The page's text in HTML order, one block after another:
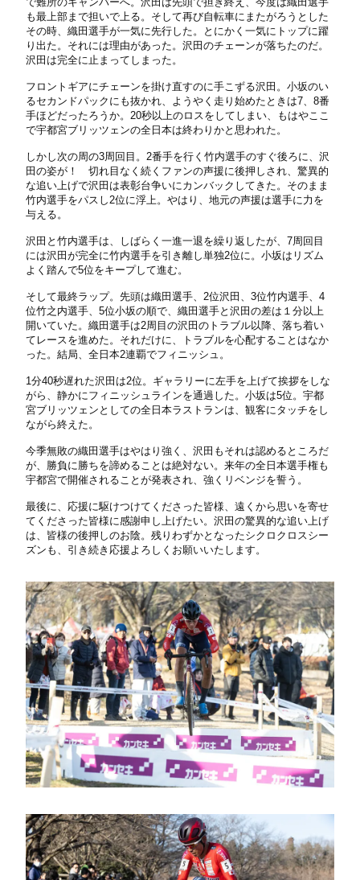
も最上部まで担いで上る。そして再び自転車にまたがろうとした
その時、織田選手が一気に先行した。とにかく一気にトップに躍
り出た。それには理由があった。沢田のチェーンが落ちたのだ。
沢田は完全に止まってしまった。
フロントギアにチェーンを掛け直すのに手こずる沢田。小坂のい
るセカンドパックにも抜かれ、ようやく走り始めたときは7、8番
手ほどだったろうか。20秒以上のロスをしてしまい、もはやここ
で宇都宮ブリッツェンの全日本は終わりかと思われた。
しかし次の周の3周回目。2番手を行く竹内選手のすぐ後ろに、沢
田の姿が！ 切れ目なく続くファンの声援に後押しされ、驚異的
な追い上げで沢田は表彰台争いにカンバックしてきた。そのまま
竹内選手をパスし2位に浮上。やはり、地元の声援は選手に力を
与える。
沢田と竹内選手は、しばらく一進一退を繰り返したが、7周回目
には沢田が完全に竹内選手を引き離し単独2位に。小坂はリズム
よく踏んで5位をキープして進む。
そして最終ラップ。先頭は織田選手、2位沢田、3位竹内選手、4
位竹之内選手、5位小坂の順で、織田選手と沢田の差は１分以上
開いていた。織田選手は2周目の沢田のトラブル以降、落ち着い
てレースを進めた。それだけに、トラブルを心配することはなか
った。結局、全日本2連覇でフィニッシュ。
1分40秒遅れた沢田は2位。ギャラリーに左手を上げて挨拶をしな
がら、静かにフィニッシュラインを通過した。小坂は5位。宇都
宮ブリッツェンとしての全日本ラストランは、観客にタッチをし
ながら終えた。
今季無敗の織田選手はやはり強く、沢田もそれは認めるところだ
が、勝負に勝ちを諦めることは絶対ない。来年の全日本選手権も
宇都宮で開催されることが発表され、強くリベンジを誓う。
最後に、応援に駆けつけてくださった皆様、遠くから思いを寄せ
てくださった皆様に感謝申し上げたい。沢田の驚異的な追い上げ
は、皆様の後押しのお陰。残りわずかとなったシクロクロスシー
ズンも、引き続き応援よろしくお願いいたします。